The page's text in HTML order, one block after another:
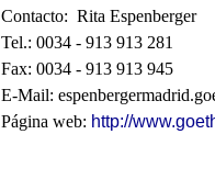
Contacto: Rita Espenberger
Tel.: 0034 - 913 913 281
Fax: 0034 - 913 913 945
E-Mail:
Página web: http://